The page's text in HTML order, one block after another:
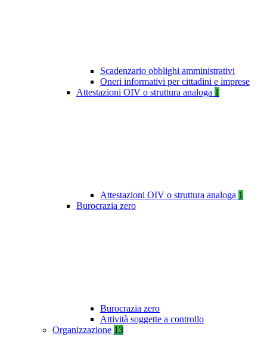
Scadenzario obblighi amministrativi
Oneri informativi per cittadini e imprese
Attestazioni OIV o struttura analoga 1
Attestazioni OIV o struttura analoga 1
Burocrazia zero
Burocrazia zero
Attività soggette a controllo
Organizzazione 13